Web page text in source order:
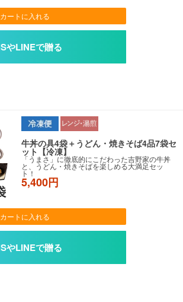
カートに入れる
牛丼の具4袋＋うどん・焼きそば4品7袋セ
ット【冷凍】
「うまさ」に徹底的にこだわった吉野家の牛丼
と、うどん・焼きそばを楽しめる大満足セッ
ト！
5,400円
カートに入れる